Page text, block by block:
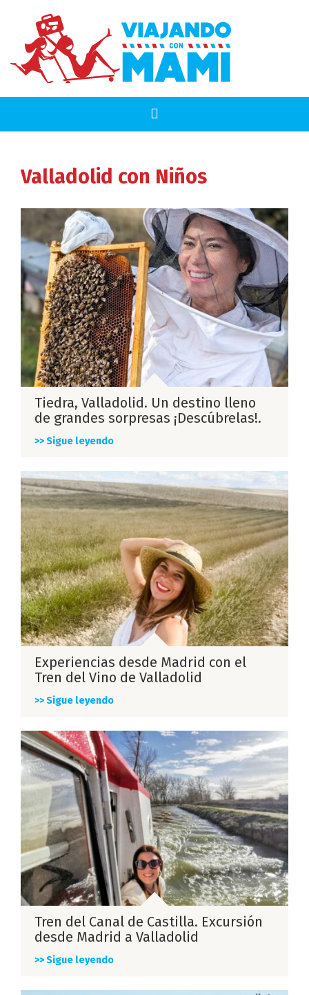
Valladolid con Niños
Tiedra, Valladolid. Un destino lleno
de grandes sorpresas ¡Descúbrelas!.
>> Sigue leyendo
Experiencias desde Madrid con el
Tren del Vino de Valladolid
>> Sigue leyendo
Tren del Canal de Castilla. Excursión
desde Madrid a Valladolid
>> Sigue leyendo